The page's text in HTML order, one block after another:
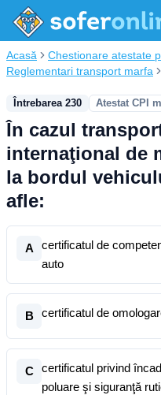
Acasă Chestionare atestate
Reglementari transport marfa
Întrebarea 230 Atestat CPI
În cazul
internaţional de
la bordul
afle:
A
certificatul de
auto
B certificatul de
C
certificatul privind
poluare şi siguranţă